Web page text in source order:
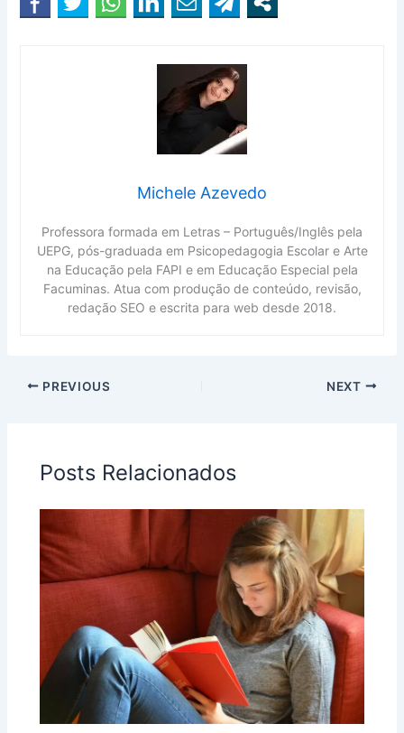
Michele Azevedo
Professora formada em Letras – Português/Inglês pela
UEPG, pós-graduada em Psicopedagogia Escolar e Arte
na Educação pela FAPI e em Educação Especial pela
Facuminas. Atua com produção de conteúdo, revisão,
redação SEO e escrita para web desde 2018.
PREVIOUS NEXT
Posts Relacionados